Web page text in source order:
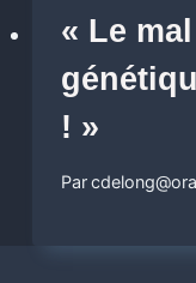
« Le
! »
Par